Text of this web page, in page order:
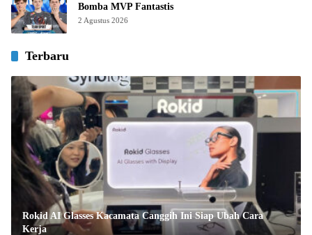
Bomba MVP Fantastis
2 Agustus 2026
Terbaru
Rokid AI Glasses Kacamata Canggih Ini Siap Ubah Cara
Kerja